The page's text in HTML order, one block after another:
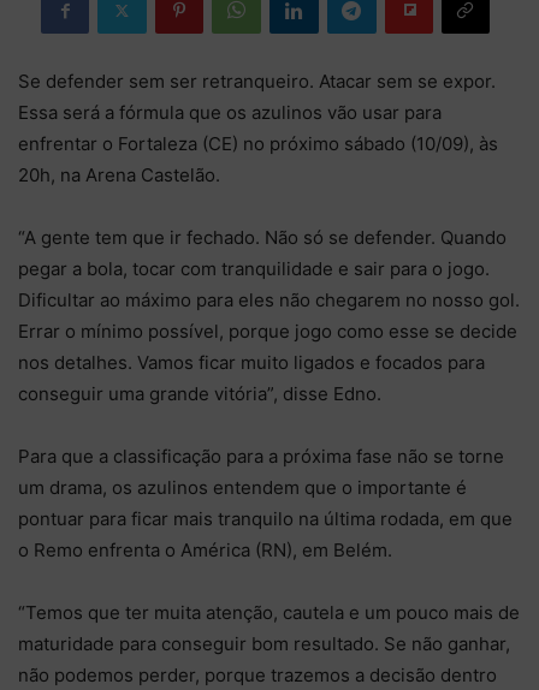
Se defender sem ser retranqueiro. Atacar sem se expor.
Essa será a fórmula que os azulinos vão usar para
enfrentar o Fortaleza (CE) no próximo sábado (10/09), às
20h, na Arena Castelão.
“A gente tem que ir fechado. Não só se defender. Quando
pegar a bola, tocar com tranquilidade e sair para o jogo.
Dificultar ao máximo para eles não chegarem no nosso gol.
Errar o mínimo possível, porque jogo como esse se decide
nos detalhes. Vamos ficar muito ligados e focados para
conseguir uma grande vitória”, disse Edno.
Para que a classificação para a próxima fase não se torne
um drama, os azulinos entendem que o importante é
pontuar para ficar mais tranquilo na última rodada, em que
o Remo enfrenta o América (RN), em Belém.
“Temos que ter muita atenção, cautela e um pouco mais de
maturidade para conseguir bom resultado. Se não ganhar,
não podemos perder, porque trazemos a decisão dentro